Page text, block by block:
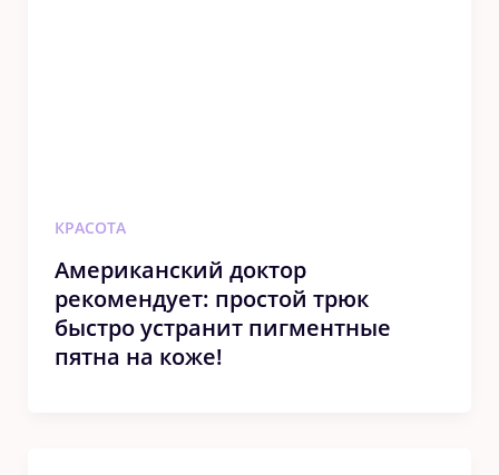
КРАСОТА
Американский доктор
рекомендует: простой трюк
быстро устранит пигментные
пятна на коже!